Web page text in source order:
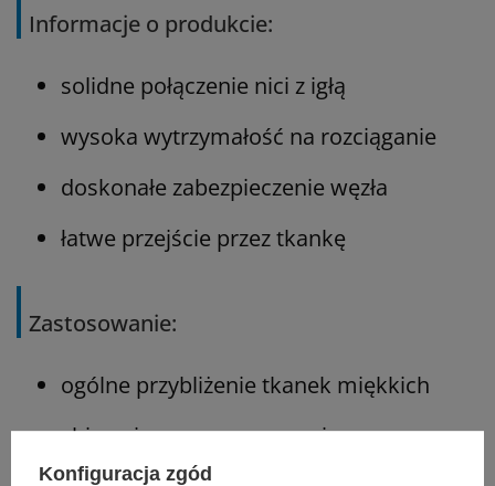
Informacje o produkcie:
solidne połączenie nici z igłą
wysoka wytrzymałość na rozciąganie
doskonałe zabezpieczenie węzła
łatwe przejście przez tkankę
Zastosowanie:
ogólne przybliżenie tkanek miękkich
chirurgia sercowo-naczyniowa
Konfiguracja zgód